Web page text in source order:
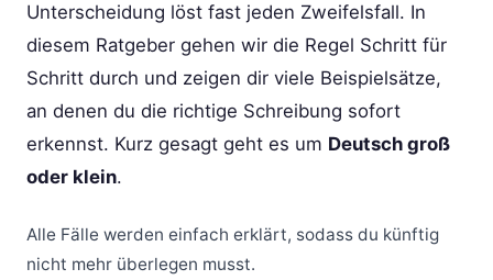
Unterscheidung löst fast jeden Zweifelsfall. In
diesem Ratgeber gehen wir die Regel Schritt für
Schritt durch und zeigen dir viele Beispielsätze,
an denen du die richtige Schreibung sofort
erkennst. Kurz gesagt geht es um Deutsch groß
oder klein.
Alle Fälle werden einfach erklärt, sodass du künftig
nicht mehr überlegen musst.